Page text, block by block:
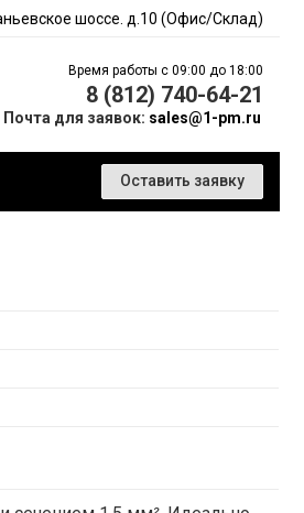
шоссе. д.10 (Офис/Склад)
Время работы с 09:00 до 18:00
8 (812) 740-64-21
Почта для заявок: sales@1-pm.ru
Оставить заявку